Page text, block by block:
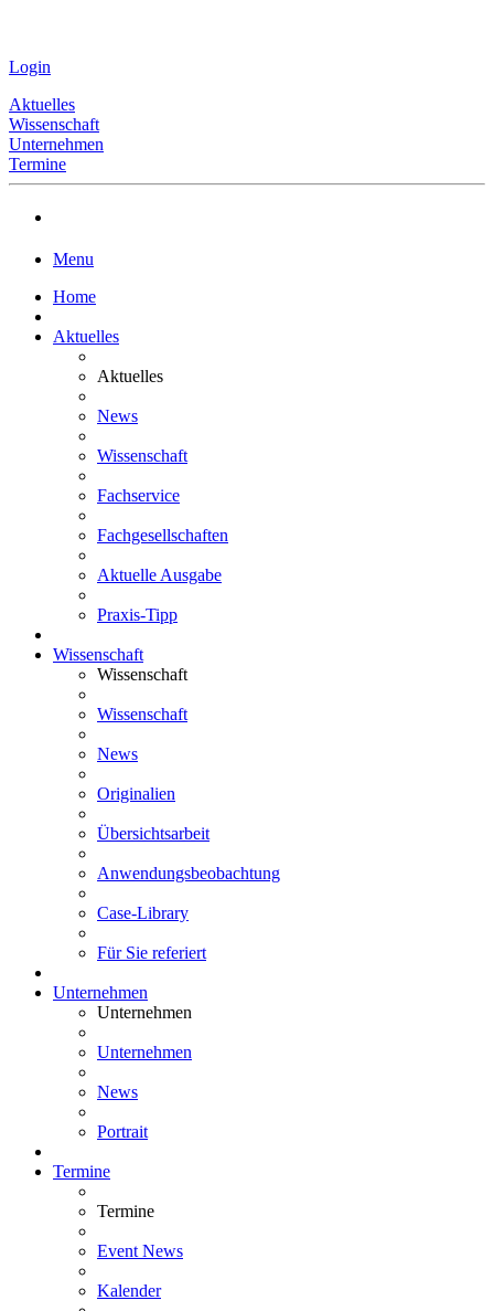
Login
Aktuelles
Wissenschaft
Unternehmen
Termine
Menu
Home
Aktuelles
Aktuelles
News
Wissenschaft
Fachservice
Fachgesellschaften
Aktuelle Ausgabe
Praxis-Tipp
Wissenschaft
Wissenschaft
Wissenschaft
News
Originalien
Übersichtsarbeit
Anwendungsbeobachtung
Case-Library
Für Sie referiert
Unternehmen
Unternehmen
Unternehmen
News
Portrait
Termine
Termine
Event News
Kalender